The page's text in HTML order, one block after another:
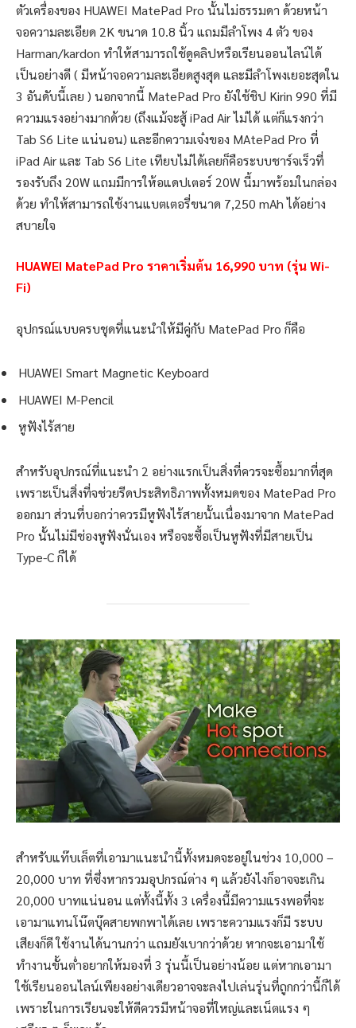
ตัวเครื่องของ HUAWEI MatePad Pro นั้นไม่ธรรมดา ด้วยหน้า
จอความละเอียด 2K ขนาด 10.8 นิ้ว แถมมีลำโพง 4 ตัว ของ
Harman/kardon ทำให้สามารถใช้ดูคลิปหรือเรียนออนไลน์ได้
เป็นอย่างดี ( มีหน้าจอความละเอียดสูงสุด และมีลำโพงเยอะสุดใน
3 อันดับนี้เลย ) นอกจากนี้ MatePad Pro ยังใช้ชิป Kirin 990 ที่มี
ความแรงอย่างมากด้วย (ถึงแม้จะสู้ iPad Air ไม่ได้ แต่ก็แรงกว่า
Tab S6 Lite แน่นอน) และอีกความเจ๋งของ MAtePad Pro ที่
iPad Air และ Tab S6 Lite เทียบไม่ได้เลยก็คือระบบชาร์จเร็วที่
รองรับถึง 20W แถมมีการให้อแดปเตอร์ 20W นี้มาพร้อมในกล่อง
ด้วย ทำให้สามารถใช้งานแบตเตอรี่ขนาด 7,250 mAh ได้อย่าง
สบายใจ
HUAWEI MatePad Pro ราคาเริ่มต้น 16,990 บาท (รุ่น Wi-
Fi)
อุปกรณ์แบบครบชุดที่แนะนำให้มีคู่กับ MatePad Pro ก็คือ
HUAWEI Smart Magnetic Keyboard
HUAWEI M-Pencil
หูฟังไร้สาย
สำหรับอุปกรณ์ที่แนะนำ 2 อย่างแรกเป็นสิ่งที่ควรจะซื้อมากที่สุด
เพราะเป็นสิ่งที่จช่วยรีดประสิทธิภาพทั้งหมดของ MatePad Pro
ออกมา ส่วนที่บอกว่าควรมีหูฟังไร้สายนั้นเนื่องมาจาก MatePad
Pro นั้นไม่มีช่องหูฟังนั่นเอง หรือจะซื้อเป็นหูฟังที่มีสายเป็น
Type-C ก็ได้
สำหรับแท๊บเล็ตที่เอามาแนะนำนี้ทั้งหมดจะอยู่ในช่วง 10,000 –
20,000 บาท ที่ซึ่งหากรวมอุปกรณ์ต่าง ๆ แล้วยังไงก็อาจจะเกิน
20,000 บาทแน่นอน แต่ทั้งนี้ทั้ง 3 เครื่องนี้มีความแรงพอที่จะ
เอามาแทนโน๊ตบุ๊คสายพกพาได้เลย เพราะความแรงก็มี ระบบ
เสียงก็ดี ใช้งานได้นานกว่า แถมยังเบากว่าด้วย หากจะเอามาใช้
ทำงานขั้นต่ำอยากให้มองที่ 3 รุ่นนี้เป็นอย่างน้อย แต่หากเอามา
ใช้เรียนออนไลน์เพียงอย่างเดียวอาจจะลงไปเล่นรุ่นที่ถูกกว่านี้ก็ได้
เพราะในการเรียนจะให้ดีควรมีหน้าจอที่ใหญ่และเน็ตแรง ๆ